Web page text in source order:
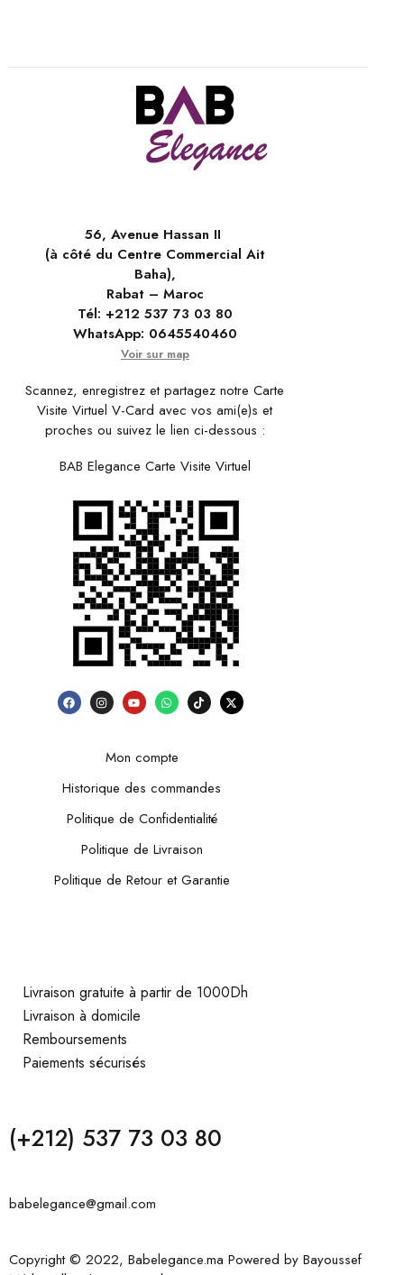
56, Avenue Hassan II
(à côté du Centre Commercial Ait
Baha),
Rabat – Maroc
Tél: +212 537 73 03 80
WhatsApp: 0645540460
Voir sur map
Scannez, enregistrez et partagez notre Carte
Visite Virtuel V-Card avec vos ami(e)s et
proches ou suivez le lien ci-dessous :
BAB Elegance Carte Visite Virtuel
Mon compte
Historique des commandes
Politique de Confidentialité
Politique de Livraison
Politique de Retour et Garantie
Livraison gratuite à partir de 1000Dh
Livraison à domicile
Remboursements
Paiements sécurisés
(+212) 537 73 03 80
babelegance@gmail.com
Copyright © 2022, Babelegance.ma Powered by Bayoussef